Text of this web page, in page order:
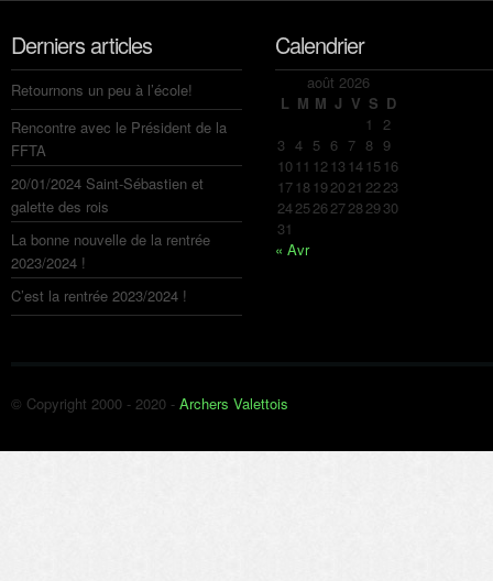
Derniers articles
Retournons un peu à l’école!
Rencontre avec le Président de la
FFTA
20/01/2024 Saint-Sébastien et
galette des rois
La bonne nouvelle de la rentrée
2023/2024 !
C’est la rentrée 2023/2024 !
Calendrier
août 2026
L M M J V S D
1 2
3 4 5 6 7 8 9
10 11 12 13 14 15 16
17 18 192021 2223
24252627282930
31
« Avr
© Copyright 2000 - 2020 - Archers Valettois